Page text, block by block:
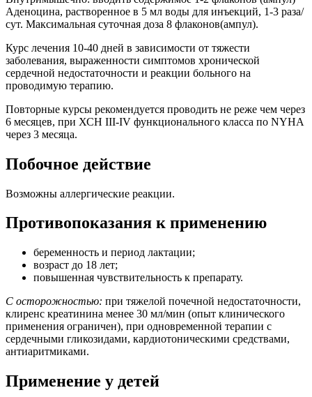
Аденоцина, растворенное в 5 мл воды для инъекций, 1-3 раза/
сут. Максимальная суточная доза 8 флаконов(ампул).
Курс лечения 10-40 дней в зависимости от тяжести
заболевания, выраженности симптомов хронической
сердечной недостаточности и реакции больного на
проводимую терапию.
Повторные курсы рекомендуется проводить не реже чем через
6 месяцев, при ХСН III-IV функционального класса по NYHA
через 3 месяца.
Побочное действие
Возможны аллергические реакции.
Противопоказания к применению
беременность и период лактации;
возраст до 18 лет;
повышенная чувствительность к препарату.
С осторожностью: при тяжелой почечной недостаточности,
клиренс креатинина менее 30 мл/мин (опыт клинического
применения ограничен), при одновременной терапии с
сердечными гликозидами, кардиотоническими средствами,
антиаритмиками.
Применение у детей